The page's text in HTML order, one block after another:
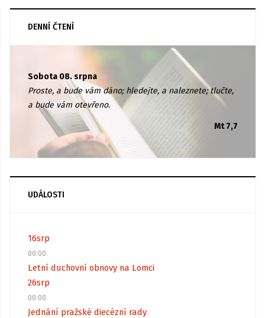
DENNÍ ČTENÍ
Sobota 08. srpna
Proste, a bude vám dáno; hledejte, a naleznete; tlučte,
a bude vám otevřeno.
Mt 7,7
UDÁLOSTI
16srp
00:00
Letní duchovní obnovy na Lomci
26srp
00:00
Jednání pražské diecézní rady